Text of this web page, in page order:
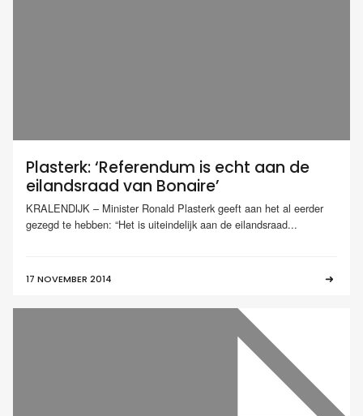
Plasterk: ‘Referendum is echt aan de
eilandsraad van Bonaire’
KRALENDIJK – Minister Ronald Plasterk geeft aan het al eerder
gezegd te hebben: “Het is uiteindelijk aan de eilandsraad...
17 NOVEMBER 2014